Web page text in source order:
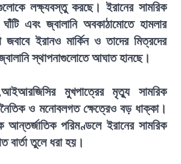
লক্ষ্যবস্তু করছে। ইরানের সামরিক
এবং জ্বালানি অবকাঠামোতে হামলার
জবাবে ইরানও মার্কিন ও তাদের মিত্রদের
স্থাপনাগুলোতে আঘাত হানছে।
মুখপাত্রের মৃত্যু সামরিক
ও মনোবলগত ক্ষেত্রেও বড় ধাক্কা।
পরিমণ্ডলে ইরানের সামরিক
তুলে ধরা হয়।